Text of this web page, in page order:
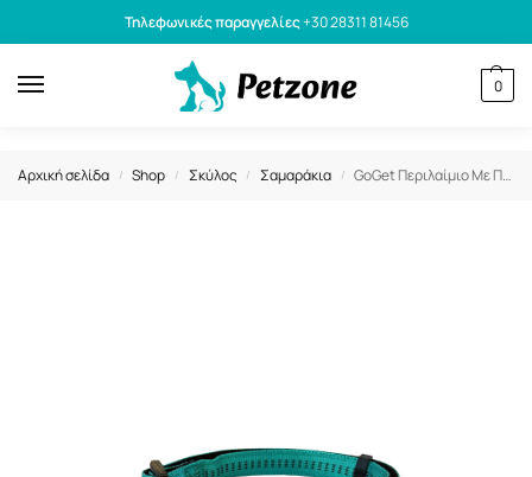
Τηλεφωνικές παραγγελίες+30 28311 81456
0
Αρχική σελίδα / Shop / Σκύλος / Σαμαράκια / GoGet Περιλαίμιο Με Πλαστικό Κλιπ Stripes Γαλάζιο S 1,5×30-46cm